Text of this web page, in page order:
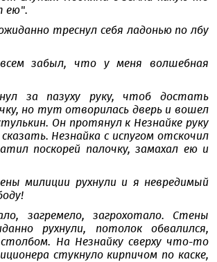
ею".
треснул себя ладонью по лбу
забыл, что у меня волшебная
за пазуху руку, чтоб достать
но тут отворилась дверь и вошел
Он протянул к Незнайке руку
Незнайка с испугом отскочил
поскорей палочку, замахал ею и
милиции рухнули и я невредимый
загремело, загрохотало. Стены
рухнули, потолок обвалился,
На Незнайку сверху что-то
стукнуло кирпичом по каске,